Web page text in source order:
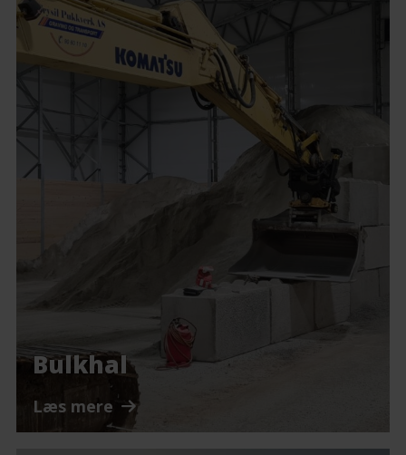
Bulkhal
Læs mere